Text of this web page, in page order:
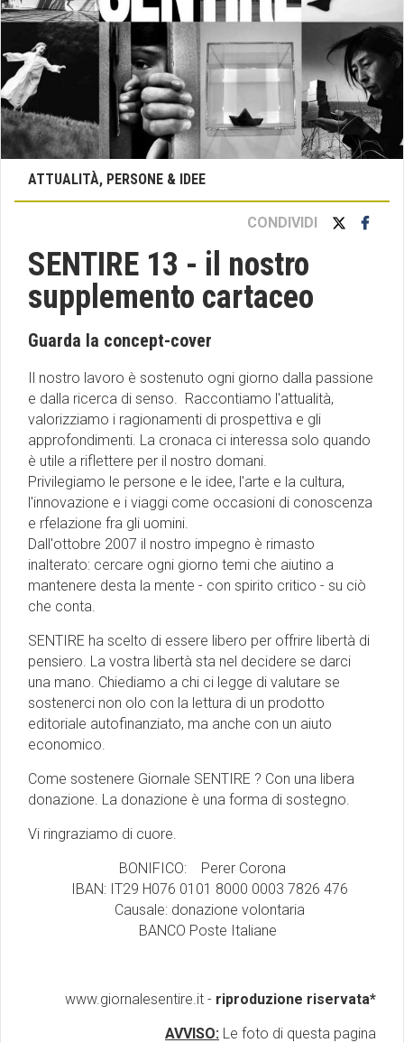
ATTUALITÀ, PERSONE & IDEE
CONDIVIDI
SENTIRE 13 - il nostro
supplemento cartaceo
Guarda la concept-cover
Il nostro lavoro è sostenuto ogni giorno dalla passione
e dalla ricerca di senso. Raccontiamo l'attualità,
valorizziamo i ragionamenti di prospettiva e gli
approfondimenti. La cronaca ci interessa solo quando
è utile a riflettere per il nostro domani.
Privilegiamo le persone e le idee, l'arte e la cultura,
l'innovazione e i viaggi come occasioni di conoscenza
e rfelazione fra gli uomini.
Dall'ottobre 2007 il nostro impegno è rimasto
inalterato: cercare ogni giorno temi che aiutino a
mantenere desta la mente - con spirito critico - su ciò
che conta.
SENTIRE ha scelto di essere libero per offrire libertà di
pensiero. La vostra libertà sta nel decidere se darci
una mano. Chiediamo a chi ci legge di valutare se
sostenerci non olo con la lettura di un prodotto
editoriale autofinanziato, ma anche con un aiuto
economico.
Come sostenere Giornale SENTIRE ? Con una libera
donazione. La donazione è una forma di sostegno.
Vi ringraziamo di cuore.
BONIFICO: Perer Corona
IBAN: IT29 H076 0101 8000 0003 7826 476
Causale: donazione volontaria
BANCO Poste Italiane
www.giornalesentire.it - riproduzione riservata*
AVVISO: Le foto di questa pagina